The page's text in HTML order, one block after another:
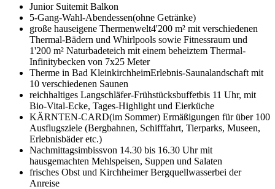
Junior Suitemit Balkon
5-Gang-Wahl-Abendessen(ohne Getränke)
große hauseigene Thermenwelt4'200 m² mit verschiedenen
Thermal-Bädern und Whirlpools sowie Fitnessraum und
1'200 m² Naturbadeteich mit einem beheiztem Thermal-
Infinitybecken von 7x25 Meter
Therme in Bad KleinkirchheimErlebnis-Saunalandschaft mit
10 verschiedenen Saunen
reichhaltiges Langschläfer-Frühstücksbuffetbis 11 Uhr, mit
Bio-Vital-Ecke, Tages-Highlight und Eierküche
KÄRNTEN-CARD(im Sommer) Ermäßigungen für über 100
Ausflugsziele (Bergbahnen, Schifffahrt, Tierparks, Museen,
Erlebnisbäder etc.)
Nachmittagsimbissvon 14.30 bis 16.30 Uhr mit
hausgemachten Mehlspeisen, Suppen und Salaten
frisches Obst und Kirchheimer Bergquellwasserbei der
Anreise